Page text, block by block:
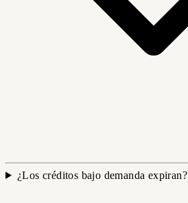
¿Los créditos bajo demanda expiran?